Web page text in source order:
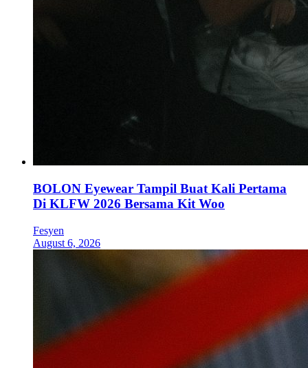
BOLON Eyewear Tampil Buat Kali Pertama
Di KLFW 2026 Bersama Kit Woo
Fesyen
August 6, 2026